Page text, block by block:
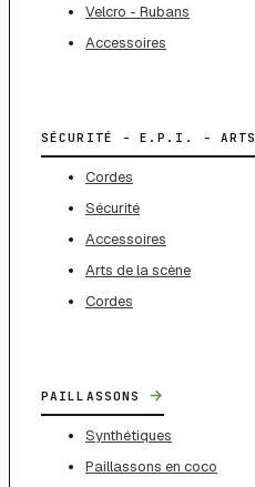
Velcro - Rubans
Accessoires
SÉCURITÉ - E.P.I. - ARTS
Cordes
Sécurité
Accessoires
Arts de la scène
Cordes
PAILLASSONS →
Synthétiques
Paillassons en coco